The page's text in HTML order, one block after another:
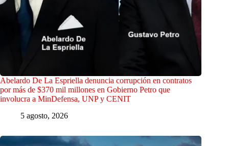
Abelardo De La Espriella denuncia corrupción en contratos
por más de $370 mil millones en Gobierno Petro que
involucra a MinDefensa, UNP y CENIT
5 agosto, 2026